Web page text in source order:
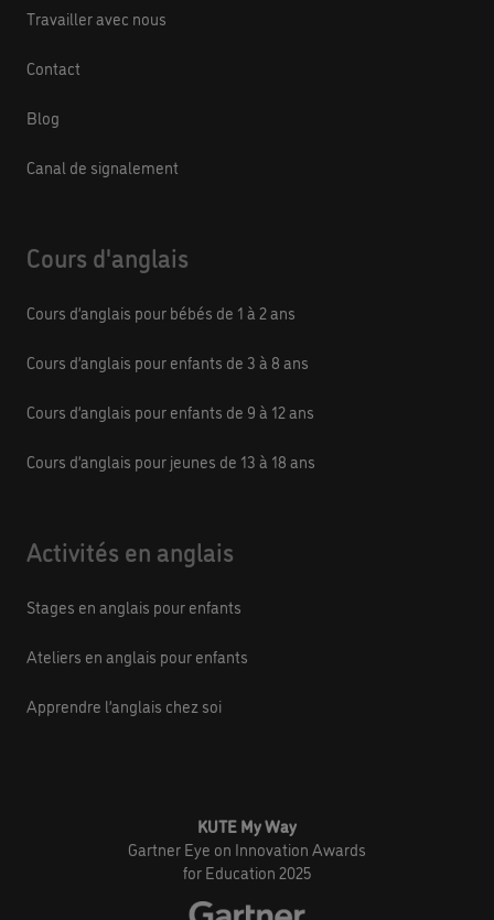
Travailler avec nous
Contact
Blog
Canal de signalement
Cours d'anglais
Cours d’anglais pour bébés de 1 à 2 ans
Cours d’anglais pour enfants de 3 à 8 ans
Cours d’anglais pour enfants de 9 à 12 ans
Cours d’anglais pour jeunes de 13 à 18 ans
Activités en anglais
Stages en anglais pour enfants
Ateliers en anglais pour enfants
Apprendre l’anglais chez soi
KUTE My Way
Gartner Eye on Innovation Awards
for Education 2025